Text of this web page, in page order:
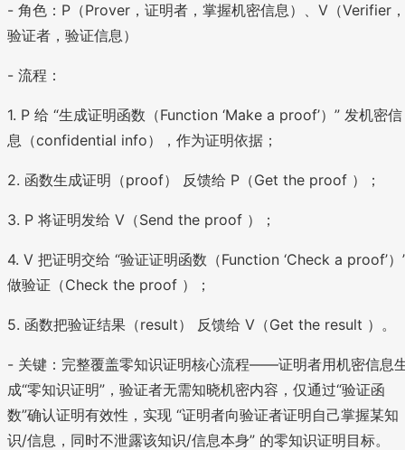
- 角色：P（Prover，证明者，掌握机密信息）、V（Verifier，
验证者，验证信息）
- 流程：
1. P 给 “生成证明函数（Function ‘Make a proof’）” 发机密信
息（confidential info），作为证明依据；
2. 函数生成证明（proof） 反馈给 P（Get the proof ）；
3. P 将证明发给 V（Send the proof ）；
4. V 把证明交给 “验证证明函数（Function ‘Check a proof’）
做验证（Check the proof ）；
5. 函数把验证结果（result） 反馈给 V（Get the result ）。
- 关键：完整覆盖零知识证明核心流程——证明者用机密信息
成“零知识证明”，验证者无需知晓机密内容，仅通过“验证函
数”确认证明有效性，实现 “证明者向验证者证明自己掌握某知
识/信息，同时不泄露该知识/信息本身” 的零知识证明目标。